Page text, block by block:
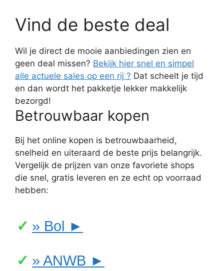
Vind de beste deal
Wil je direct de mooie aanbiedingen zien en
geen deal missen? Bekijk hier snel en simpel
alle actuele sales op een rij ? Dat scheelt je tijd
en dan wordt het pakketje lekker makkelijk
bezorgd!
Betrouwbaar kopen
Bij het online kopen is betrouwbaarheid,
snelheid en uiteraard de beste prijs belangrijk.
Vergelijk de prijzen van onze favoriete shops
die snel, gratis leveren en ze echt op voorraad
hebben:
» Bol ►
» ANWB ►